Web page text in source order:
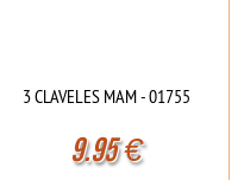
3 CLAVELES MAM - 01755
9.95€